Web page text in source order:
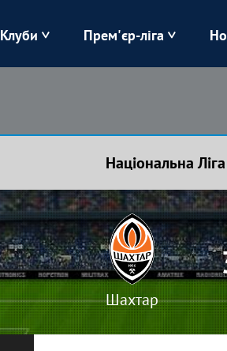
Клуби
Карпати
Лівий Берег
Харків
Прем'єр-ліга
Національна
Шахтар